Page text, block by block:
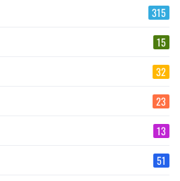
315
15
32
23
13
51